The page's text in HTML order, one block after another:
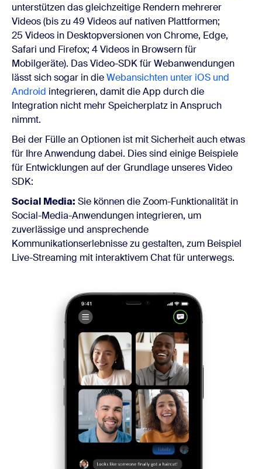
unterstützen das gleichzeitige Rendern mehrerer
Videos (bis zu 49 Videos auf nativen Plattformen;
25 Videos in Desktopversionen von Chrome, Edge,
Safari und Firefox; 4 Videos in Browsern für
Mobilgeräte). Das Video-SDK für Webanwendungen
lässt sich sogar in dieWebansichten unter iOS und
Android integrieren, damit die App durch die
Integration nicht mehr Speicherplatz in Anspruch
nimmt.
Bei der Fülle an Optionen ist mit Sicherheit auch etwas
für Ihre Anwendung dabei. Dies sind einige Beispiele
für Entwicklungen auf der Grundlage unseres Video
SDK:
Social Media: Sie können die Zoom-Funktionalität in
Social-Media-Anwendungen integrieren, um
zuverlässige und ansprechende
Kommunikationserlebnisse zu gestalten, zum Beispiel
Live-Streaming mit interaktivem Chat für unterwegs.